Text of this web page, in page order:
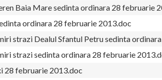
Baia Mare sedinta ordinara 28 februarie
ordinara 28 februarie 2013.doc
strazi Dealul Sfantul Petru sedinta
strazi sedinta ordinara 28 februarie
28 februarie 2013.doc